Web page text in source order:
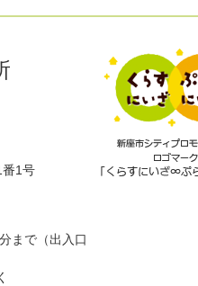
番1号
まで（出入口